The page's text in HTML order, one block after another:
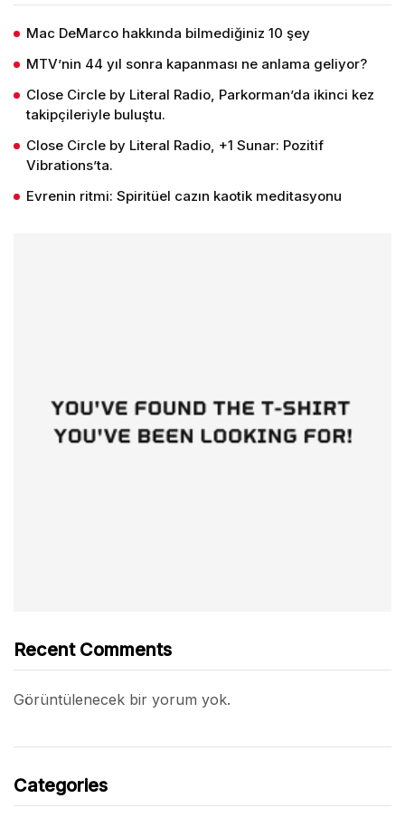
Mac DeMarco hakkında bilmediğiniz 10 şey
MTV’nin 44 yıl sonra kapanması ne anlama geliyor?
Close Circle by Literal Radio, Parkorman’da ikinci kez
takipçileriyle buluştu.
Close Circle by Literal Radio, +1 Sunar: Pozitif
Vibrations’ta.
Evrenin ritmi: Spiritüel cazın kaotik meditasyonu
Recent Comments
Görüntülenecek bir yorum yok.
Categories